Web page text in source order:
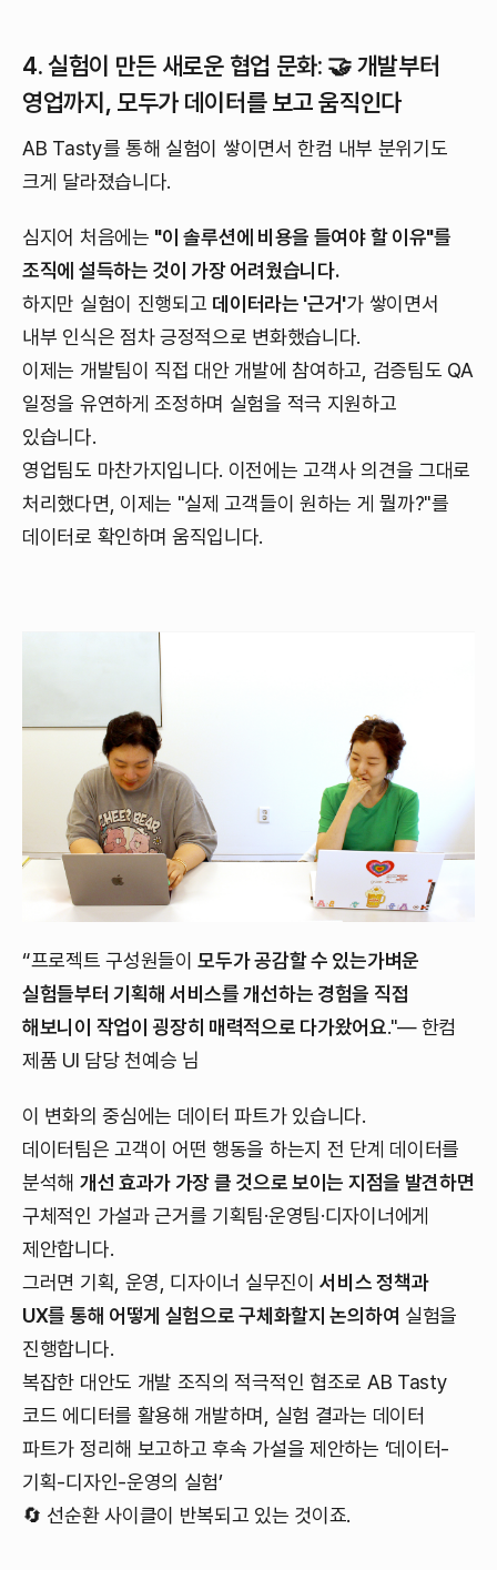
4. 실험이 만든 새로운 협업 문화: 🤝 개발부터
영업까지, 모두가 데이터를 보고 움직인다
AB Tasty를 통해 실험이 쌓이면서 한컴 내부 분위기도
크게 달라졌습니다.
심지어 처음에는 "이 솔루션에 비용을 들여야 할 이유"를
조직에 설득하는 것이 가장 어려웠습니다.
하지만 실험이 진행되고 데이터라는 '근거'가 쌓이면서
내부 인식은 점차 긍정적으로 변화했습니다.
이제는 개발팀이 직접 대안 개발에 참여하고, 검증팀도 QA
일정을 유연하게 조정하며 실험을 적극 지원하고
있습니다.
영업팀도 마찬가지입니다. 이전에는 고객사 의견을 그대로
처리했다면, 이제는 "실제 고객들이 원하는 게 뭘까?"를
데이터로 확인하며 움직입니다.
“프로젝트 구성원들이모두가 공감할 수 있는가벼운
실험들부터 기획해 서비스를 개선하는 경험을 직접
해보니이 작업이 굉장히 매력적으로 다가왔어요."— 한컴
제품 UI 담당 천예승 님
이 변화의 중심에는 데이터 파트가 있습니다.
데이터팀은 고객이 어떤 행동을 하는지 전 단계 데이터를
분석해 개선 효과가 가장 클 것으로 보이는 지점을 발견하면
구체적인 가설과 근거를 기획팀·운영팀·디자이너에게
제안합니다.
그러면 기획, 운영, 디자이너 실무진이서비스 정책과
UX를 통해 어떻게 실험으로 구체화할지 논의하여 실험을
진행합니다.
복잡한 대안도 개발 조직의 적극적인 협조로 AB Tasty
코드 에디터를 활용해 개발하며, 실험 결과는 데이터
파트가 정리해 보고하고 후속 가설을 제안하는 ‘데이터-
기획-디자인-운영의 실험’
🔄 선순환 사이클이 반복되고 있는 것이죠.